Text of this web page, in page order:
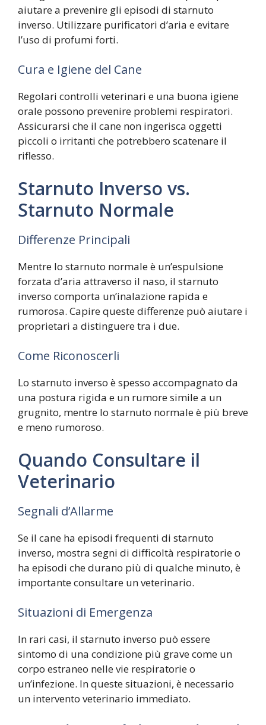
aiutare a prevenire gli episodi di starnuto
inverso. Utilizzare purificatori d’aria e evitare
l’uso di profumi forti.
Cura e Igiene del Cane
Regolari controlli veterinari e una buona igiene
orale possono prevenire problemi respiratori.
Assicurarsi che il cane non ingerisca oggetti
piccoli o irritanti che potrebbero scatenare il
riflesso.
Starnuto Inverso vs.
Starnuto Normale
Differenze Principali
Mentre lo starnuto normale è un’espulsione
forzata d’aria attraverso il naso, il starnuto
inverso comporta un’inalazione rapida e
rumorosa. Capire queste differenze può aiutare i
proprietari a distinguere tra i due.
Come Riconoscerli
Lo starnuto inverso è spesso accompagnato da
una postura rigida e un rumore simile a un
grugnito, mentre lo starnuto normale è più breve
e meno rumoroso.
Quando Consultare il
Veterinario
Segnali d’Allarme
Se il cane ha episodi frequenti di starnuto
inverso, mostra segni di difficoltà respiratorie o
ha episodi che durano più di qualche minuto, è
importante consultare un veterinario.
Situazioni di Emergenza
In rari casi, il starnuto inverso può essere
sintomo di una condizione più grave come un
corpo estraneo nelle vie respiratorie o
un’infezione. In queste situazioni, è necessario
un intervento veterinario immediato.